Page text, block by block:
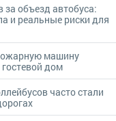
объезд автобуса:
и реальные риски для
машину
дом
часто стали